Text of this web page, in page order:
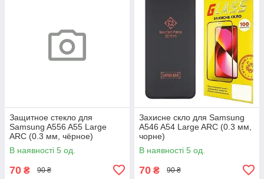
Защитное стекло для
Samsung A556 A55 Large
ARC (0.3 мм, чёрное)
В наявності 5 од.
70 ₴ 90 ₴
Захисне скло для Samsung
A546 A54 Large ARC (0.3 мм,
чорне)
В наявності 5 од.
70 ₴ 90 ₴